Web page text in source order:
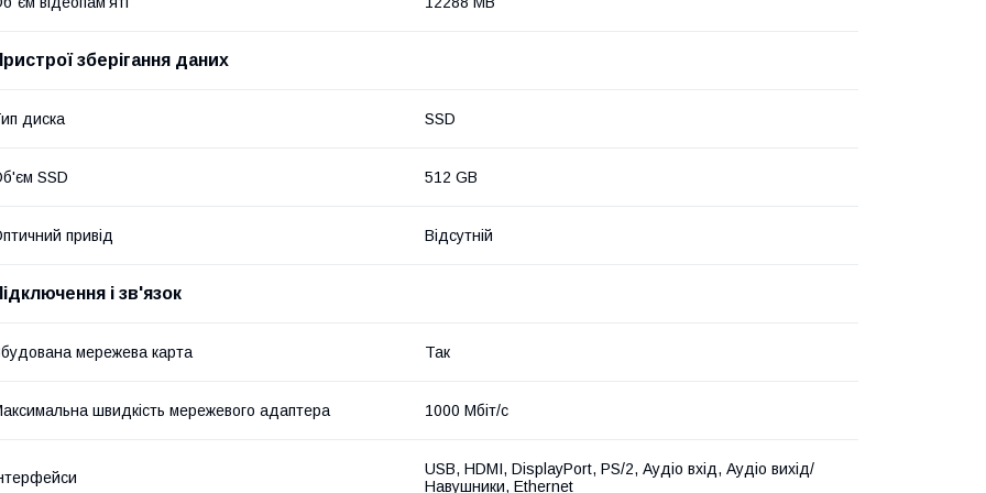
зберігання даних
диска SSD
SSD 512 GB
привід Відсутній
і зв'язок
мережева карта Так
швидкість мережевого адаптера 1000 Мбіт/с
USB, HDMI, DisplayPort, PS/2, Аудіо вхід, Аудіо вихід/
Навушники, Ethernet